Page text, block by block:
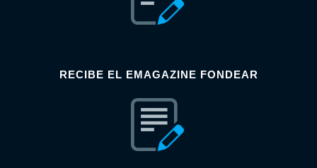
RECIBE EL EMAGAZINE FONDEAR